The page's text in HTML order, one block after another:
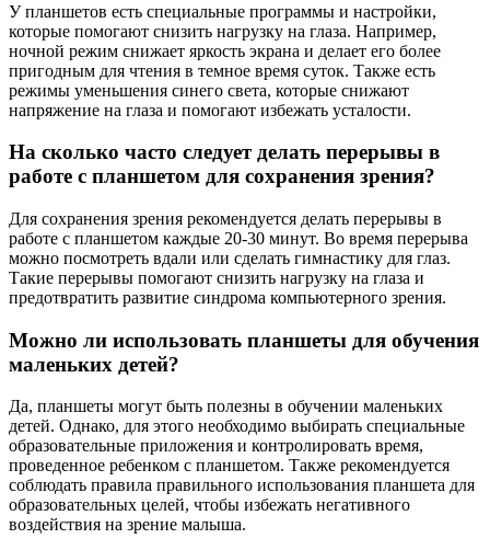
У планшетов есть специальные программы и настройки,
которые помогают снизить нагрузку на глаза. Например,
ночной режим снижает яркость экрана и делает его более
пригодным для чтения в темное время суток. Также есть
режимы уменьшения синего света, которые снижают
напряжение на глаза и помогают избежать усталости.
На сколько часто следует делать перерывы в
работе с планшетом для сохранения зрения?
Для сохранения зрения рекомендуется делать перерывы в
работе с планшетом каждые 20-30 минут. Во время перерыва
можно посмотреть вдали или сделать гимнастику для глаз.
Такие перерывы помогают снизить нагрузку на глаза и
предотвратить развитие синдрома компьютерного зрения.
Можно ли использовать планшеты для обучения
маленьких детей?
Да, планшеты могут быть полезны в обучении маленьких
детей. Однако, для этого необходимо выбирать специальные
образовательные приложения и контролировать время,
проведенное ребенком с планшетом. Также рекомендуется
соблюдать правила правильного использования планшета для
образовательных целей, чтобы избежать негативного
воздействия на зрение малыша.